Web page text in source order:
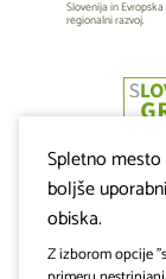
Slovenija in
regionalni razvoj.
Spletno
boljše
obiska.
Z izborom opcije